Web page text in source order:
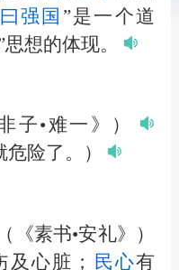
强国 ”是一个道
想的体现。
子•难一》）
危险了。）
（《素书•安礼》）
心脏； 民心有